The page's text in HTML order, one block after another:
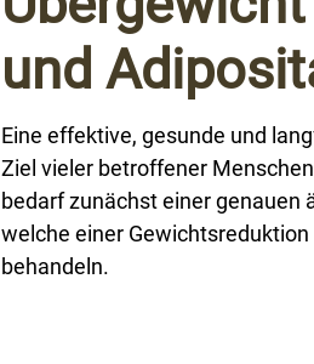
und
Eine effektive, gesunde und
Ziel vieler betroffener
bedarf zunächst einer genauen
welche einer
behandeln.